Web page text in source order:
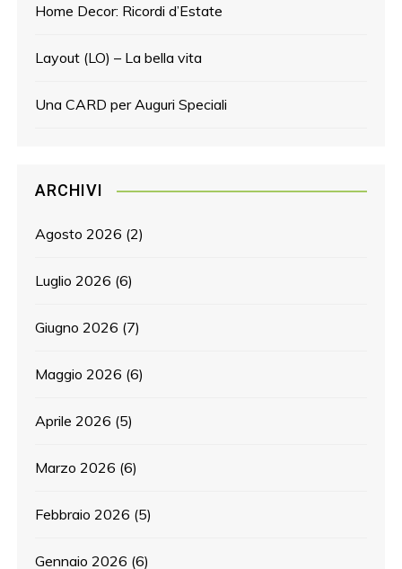
Home Decor: Ricordi d’Estate
Layout (LO) – La bella vita
Una CARD per Auguri Speciali
ARCHIVI
Agosto 2026 (2)
Luglio 2026 (6)
Giugno 2026 (7)
Maggio 2026 (6)
Aprile 2026 (5)
Marzo 2026 (6)
Febbraio 2026 (5)
Gennaio 2026 (6)